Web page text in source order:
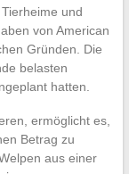
und
von American
Gründen. Die
belasten
hatten.
ermöglicht es,
Betrag zu
aus einer